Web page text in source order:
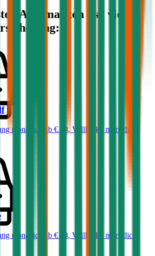
Automarken - so viel
monatlich ab € 50,Vollkasko monatlich
monatlich ab € 68, Vollkasko monatlich